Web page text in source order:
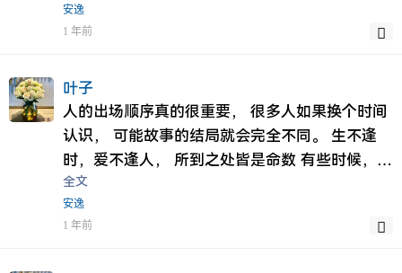
安逸
1 年前
叶子
人的出场顺序真的很重要， 很多人如果换个时间
认识， 可能故事的结局就会完全不同。 生不逢
时，爱不逢人， 所到之处皆是命数 有些时候，你
不得不承认， 爱而不得才是人间常态
全文
安逸
1 年前